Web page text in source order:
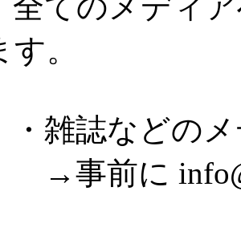
。
などのメデ